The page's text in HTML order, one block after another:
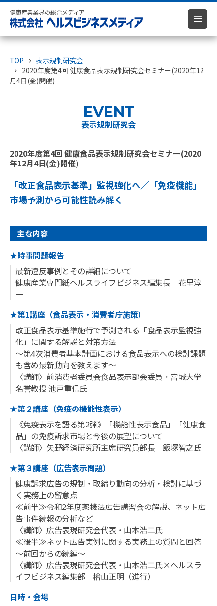
健康産業業界の総合メディア
TOP
表示規制研究会
2020年度第4回 健康食品表示規制研究会セミナー(2020年12
月4日(金)開催)
EVENT
表示規制研究会
2020年度第4回 健康食品表示規制研究会セミナー(2020
年12月4日(金)開催)
「改正食品表示基準」監視強化へ／「免疫機能」
市場予測から可能性読み解く
主な内容
★時事問題報告
最新違反事例とその詳細について
健康産業専門紙ヘルスライフビジネス編集長 花里淳
一
★第1講座（食品表示・消費者庁施策）
改正食品表示基準施行で予測される「食品表示監視強
化」に関する解説と対策方法
～第4次消費者基本計画における食品表示への検討課題
も含め最新動向を教えます～
〈講師〉前消費者委員会食品表示部会委員・宮城大学
名誉教授 池戸重信氏
★第２講座（免疫の機能性表示）
《免疫表示を語る第2弾》「機能性表示食品」「健康食
品」の免疫訴求市場と今後の展望について
〈講師〉矢野経済研究所主席研究員部長 飯塚智之氏
★第３講座（広告表示問題）
健康訴求広告の規制・取締り動向の分析・検討に基づ
く実務上の留意点
≪前半≫令和2年度薬機法広告講習会の解説、ネット広
告事件続報の分析など
〈講師〉広告表現研究会代表・山本浩二氏
≪後半≫ネット広告実例に関する実務上の質問と回答
～前回からの続編～
〈講師〉広告表現研究会代表・山本浩二氏×ヘルスラ
イフビジネス編集部 檜山正明（進行）
日時・会場